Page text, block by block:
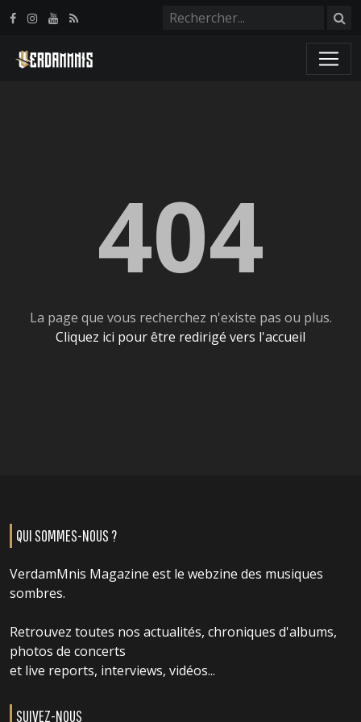
404
La page que vous recherchez n'existe pas ou plus.
Cliquez ici pour être redirigé vers l'accueil
QUI SOMMES-NOUS ?
VerdamMnis Magazine est le webzine des musiques
sombres.
Retrouvez toutes nos actualités, chroniques d'albums,
photos de concerts
et live reports, interviews, vidéos...
SUIVEZ-NOUS
Panneau de gestion des cookies